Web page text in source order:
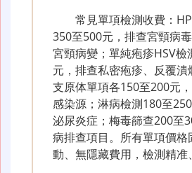
常見單項檢測收費：
350至500元，排查宮頸病毒
宮頸病變；單純疱疹HSV檢
元，排查私密疱疹、反覆潰
支原体單項各150至200元
感染源；淋病檢測180至
泌尿炎症；梅毒篩查200至
病排查項目。所有單項價格
動、無隱藏費用，檢測精准